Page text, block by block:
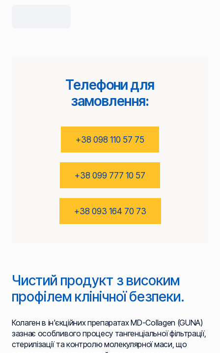
Телефони для
замовлення:
+38 098 110 57 75
+38 099 777 10 57
+38 093 164 70 73
Чистий продукт з високим
профілем клінічної безпеки.
Колаген в ін'єкційних препаратах MD-Collagen (GUNA)
зазнає особливого процесу тангенціальної фільтрації,
стерилізації та контролю молекулярної маси, що